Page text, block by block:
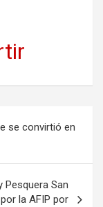
se convirtió en
Pesquera San
la AFIP por